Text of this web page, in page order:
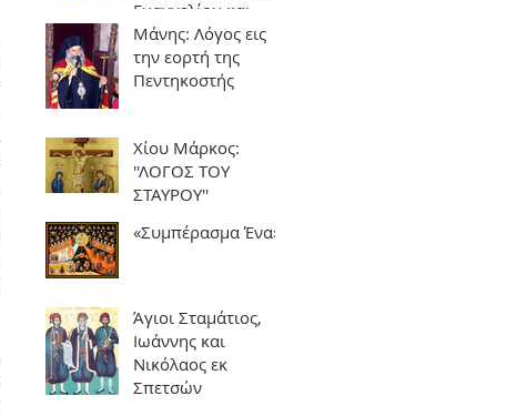
Ευαγγελίου και
θεμέλιοι της
Εκκλησίας
Μάνης: Λόγος εις
την εορτή της
Πεντηκοστής
Χίου Μάρκος:
''ΛΟΓΟΣ ΤΟΥ
ΣΤΑΥΡΟΥ''
«Συμπέρασμα Ένα»
Άγιοι Σταμάτιος,
Ιωάννης και
Νικόλαος εκ
Σπετσών